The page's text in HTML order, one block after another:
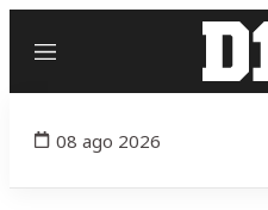
Menú
08 ago 2026